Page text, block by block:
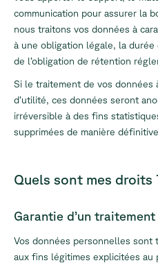
communication pour assurer la
nous traitons vos données à
à une obligation légale, la
de l’obligation de rétention
Si le traitement de vos données
d’utilité, ces données seront
irréversible à des fins
supprimées de manière
Quels sont mes droits
Garantie d’un
Vos données personnelles
aux fins légitimes explicitées